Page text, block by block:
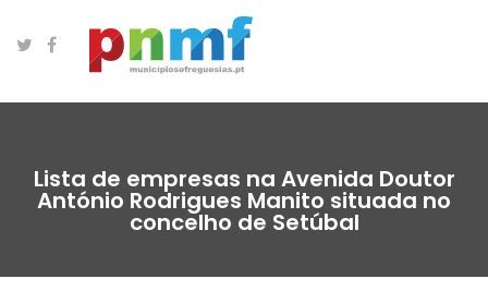
Lista de empresas na Avenida Doutor
António Rodrigues Manito situada no
concelho de Setúbal